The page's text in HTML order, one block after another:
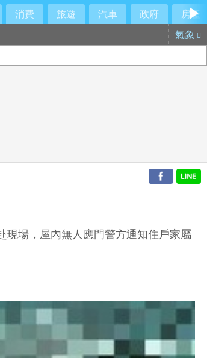
消費 旅遊 汽車 政府
房產
氣象
現場，屋內無人應門警方通知住戶家屬